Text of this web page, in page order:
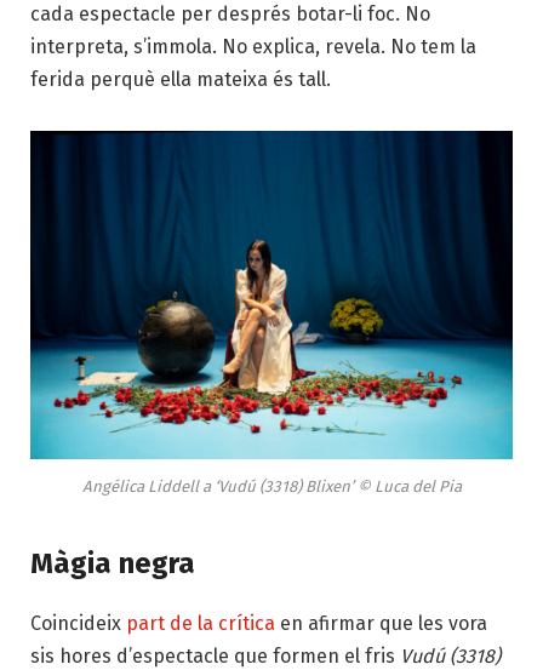
cada espectacle per després botar-li foc. No
interpreta, s’immola. No explica, revela. No tem la
ferida perquè ella mateixa és tall.
Angélica Liddell a ‘Vudú (3318) Blixen’ © Luca del Pia
Màgia negra
Coincideix part de la crítica en afirmar que les vora
sis hores d’espectacle que formen el fris Vudú (3318)